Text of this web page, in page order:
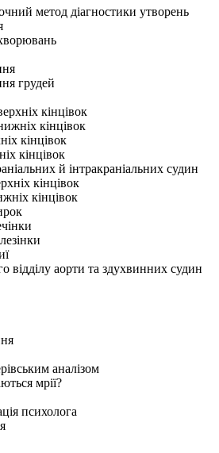
метод діагностики утворень
грудей
кінцівок
кінцівок
кінцівок
кінцівок
й інтракраніальних судин
кінцівок
кінцівок
відділу аорти та здухвинних судин
аналізом
мрії?
психолога